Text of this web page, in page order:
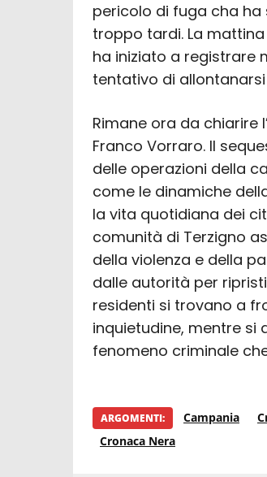
pericolo di fuga cha
troppo tardi. La
ha iniziato a registrare
tentativo di
Rimane ora da chiarire
Franco Vorraro. Il
delle operazioni della
come le dinamiche
la vita quotidiana dei
comunità di Terzigno
della violenza e della
dalle autorità per
residenti si trovano a
inquietudine, mentre si
fenomeno criminale
ARGOMENTI: Campania
Cronaca Nera